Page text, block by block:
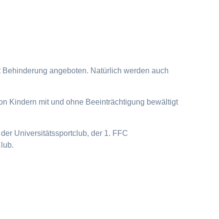
angeboten. Natürlich werden auch
Kindern mit und ohne Beeinträchtigung bewältigt
Universitätssportclub, der 1. FFC